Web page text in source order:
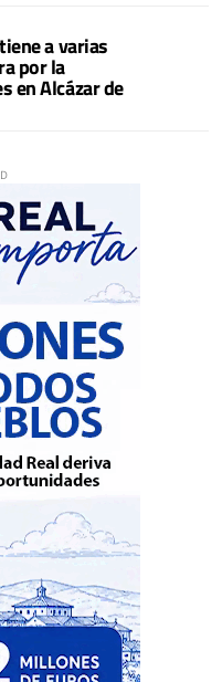
a varias
por la
en Alcázar de